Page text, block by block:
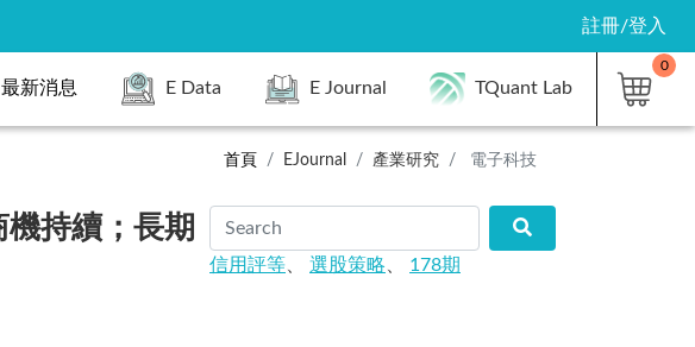
註冊/登入
最新消息 E Data E Journal TQuant Lab
0
首頁 EJournal 產業研究 電子科技
信用評等 選股策略 178期
持續；長期